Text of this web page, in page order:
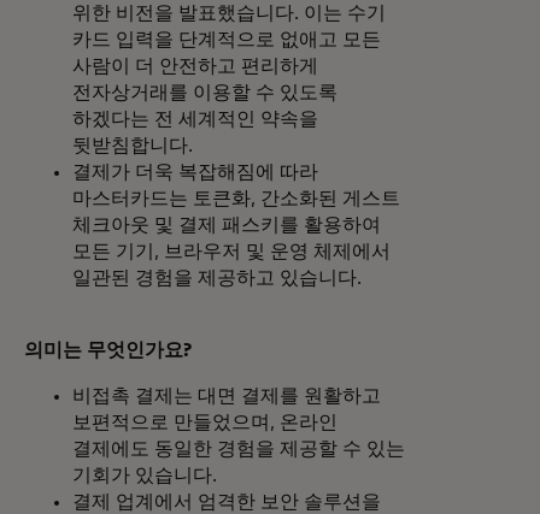
위한 비전을 발표했습니다. 이는 수기
카드 입력을 단계적으로 없애고 모든
사람이 더 안전하고 편리하게
전자상거래를 이용할 수 있도록
하겠다는 전 세계적인 약속을
뒷받침합니다.
결제가 더욱 복잡해짐에 따라
마스터카드는 토큰화, 간소화된 게스트
체크아웃 및 결제 패스키를 활용하여
모든 기기, 브라우저 및 운영 체제에서
일관된 경험을 제공하고 있습니다.
의미는 무엇인가요?
비접촉 결제는 대면 결제를 원활하고
보편적으로 만들었으며, 온라인
결제에도 동일한 경험을 제공할 수 있는
기회가 있습니다.
결제 업계에서 엄격한 보안 솔루션을